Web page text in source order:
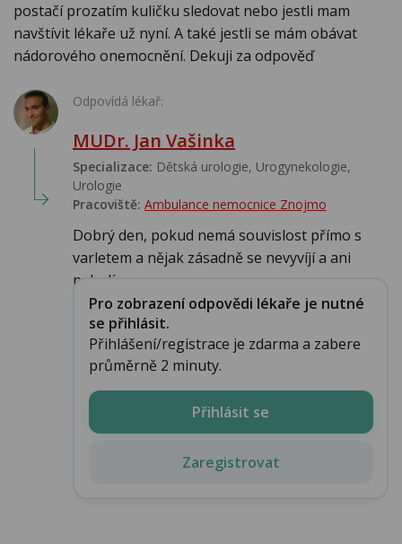
postačí prozatím kuličku sledovat nebo jestli mam
navštívit lékaře už nyní. A také jestli se mám obávat
nádorového onemocnění. Dekuji za odpověď
Odpovídá lékař:
MUDr. Jan Vašinka
Specializace: Dětská urologie, Urogynekologie,
Urologie‎
Pracoviště: Ambulance nemocnice Znojmo
Dobrý den, pokud nemá souvislost přímo s
varletem a nějak zásadně se nevyvíjí a ani
nebolí...
Pro zobrazení odpovědi lékaře je nutné
se přihlásit.
Přihlášení/registrace je zdarma a zabere
průměrně 2 minuty.
Přihlásit se
Zaregistrovat